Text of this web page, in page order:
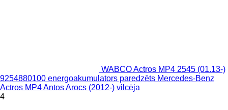
WABCO Actros MP4 2545 (01.13-)
9254880100 energoakumulators paredzēts Mercedes-Benz
Actros MP4 Antos Arocs (2012-) vilcēja
4